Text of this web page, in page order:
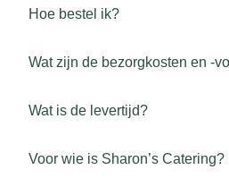
Hoe bestel ik?
Wat zijn de bezorgkosten en -
Wat is de levertijd?
Voor wie is Sharon’s Catering?